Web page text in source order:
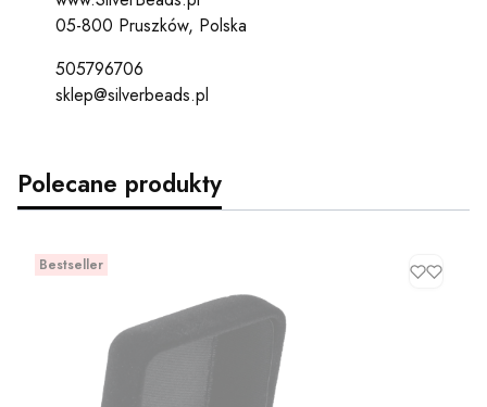
05-800 Pruszków, Polska
505796706
sklep@silverbeads.pl
Polecane produkty
Bestseller